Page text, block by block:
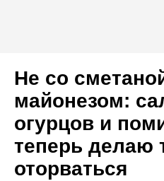
Не со
майонезом:
огурцов и
теперь делаю
оторваться